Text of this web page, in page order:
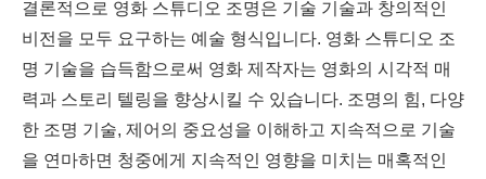
결론적으로 영화 스튜디오 조명은 기술 기술과 창의적인
비전을 모두 요구하는 예술 형식입니다. 영화 스튜디오 조
명 기술을 습득함으로써 영화 제작자는 영화의 시각적 매
력과 스토리 텔링을 향상시킬 수 있습니다. 조명의 힘, 다양
한 조명 기술, 제어의 중요성을 이해하고 지속적으로 기술
을 연마하면 청중에게 지속적인 영향을 미치는 매혹적인